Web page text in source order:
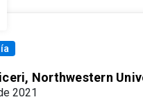
Northwestern
2021